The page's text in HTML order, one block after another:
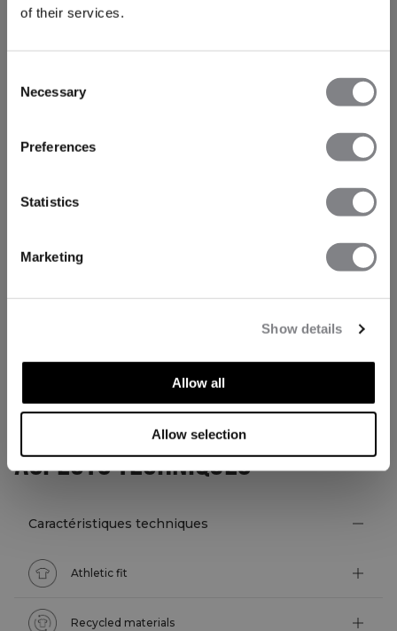
of their services.
Selection
Necessary
Preferences
Statistics
Marketing
Show details
Allow all
Allow selection
ASPECTS TECHNIQUES
Caractéristiques techniques
Athletic fit
Recycled materials